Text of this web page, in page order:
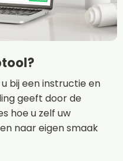
bij een instructie en
geeft door de
hoe u zelf uw
naar eigen smaak